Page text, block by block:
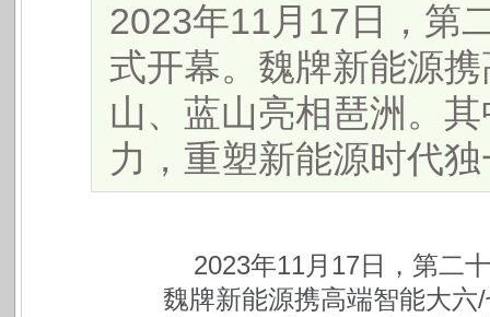
2023年11月17日，第
式开幕。魏牌新能源
山、蓝山亮相琶洲。
力，重塑新能源时代
2023年11月 17日， 第二
魏牌新能源携高端智能大六